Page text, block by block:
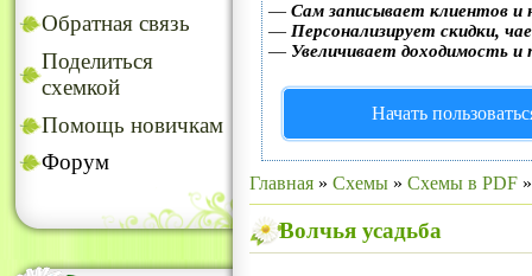
Обратная связь
Поделиться
схемкой
Помощь новичкам
Форум
— Сам записывает клиентов и
— Персонализирует скидки,
— Увеличивает доходимость
Начать
Главная » Схемы » Схемы в PDF
Волчья усадьба